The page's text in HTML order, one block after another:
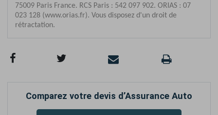
Comparez votre devis d’Assurance Auto